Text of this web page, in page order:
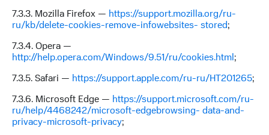
7.3.3. Mozilla Firefox — https://support.mozilla.org/ru-
ru/kb/delete-cookies-remove-infowebsites- stored;
7.3.4. Opera —
http://help.opera.com/Windows/9.51/ru/cookies.html;
7.3.5. Safari — https://support.apple.com/ru-ru/HT201265;
7.3.6. Microsoft Edge — https://support.microsoft.com/ru-
ru/help/4468242/microsoft-edgebrowsing- data-and-
privacy-microsoft-privacy;